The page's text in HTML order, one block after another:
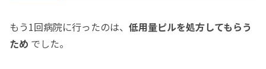
もう1回病院に行ったのは、 低用量ピルを処方してもらう
ため でした。